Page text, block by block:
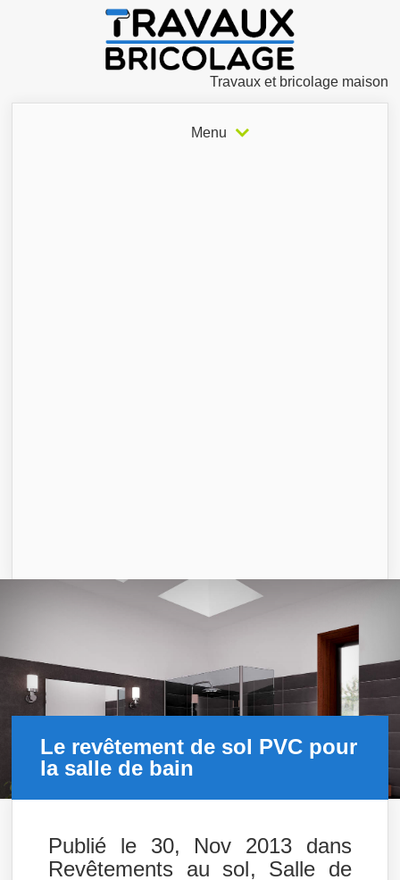
Travaux et bricolage maison
Menu
Le revêtement de sol PVC pour
la salle de bain
Publié le 30, Nov 2013 dans
Revêtements au sol, Salle de